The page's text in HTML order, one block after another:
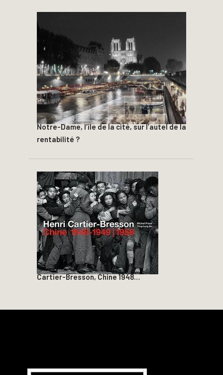
Notre-Dame, l’île de la cité, sur l’autel de la
rentabilité ?
Cartier-Bresson, Chine 1948…